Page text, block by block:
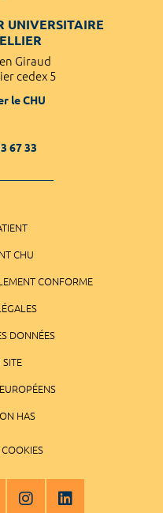
UNIVERSITAIRE
Giraud
cedex 5
le CHU
67 33
CHU
CONFORME
DONNÉES
HAS